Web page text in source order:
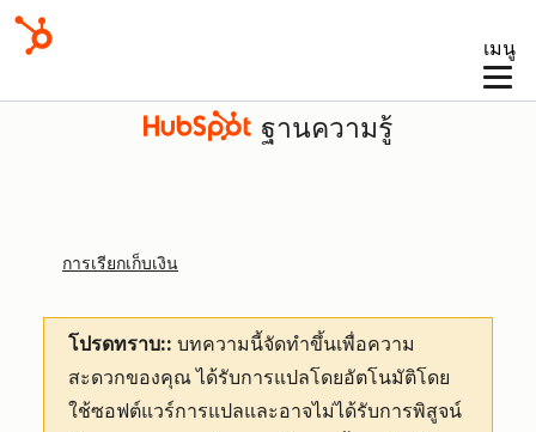
เมนู
ฐานความรู้
การเรียกเก็บเงิน
โปรดทราบ:: บทความนี้จัดทำขึ้นเพื่อความ
สะดวกของคุณได้รับการแปลโดยอัตโนมัติโดย
ใช้ซอฟต์แวร์การแปลและอาจไม่ได้รับการพิสูจน์